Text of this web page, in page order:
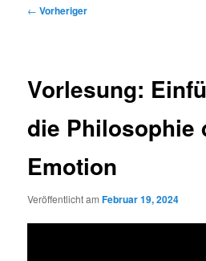
Beitragsnavigation
← Vorheriger
Vorlesung:
die Philosophie
Emotion
Veröffentlicht amFebruar 19, 2024